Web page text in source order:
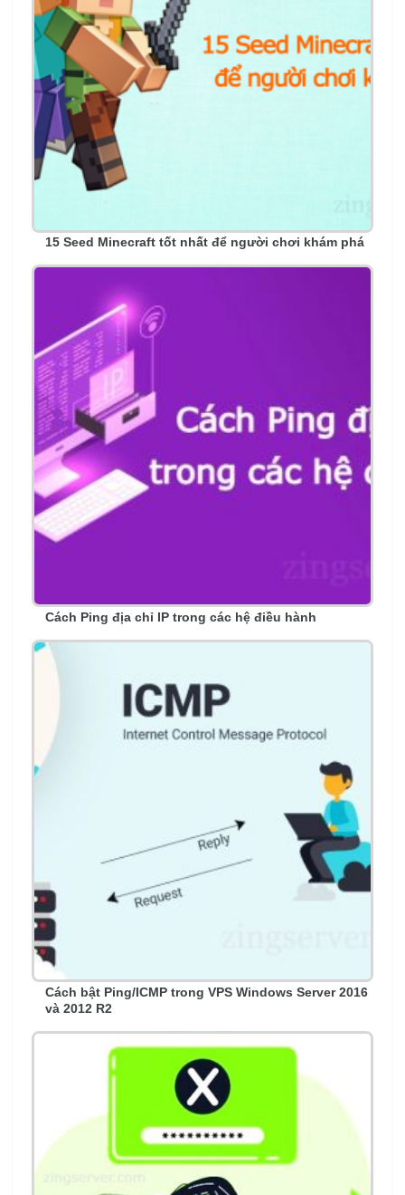
15 Seed Minecraft tốt nhất để người chơi khám phá
Cách Ping địa chỉ IP trong các hệ điều hành
Cách bật Ping/ICMP trong VPS Windows Server 2016
và 2012 R2